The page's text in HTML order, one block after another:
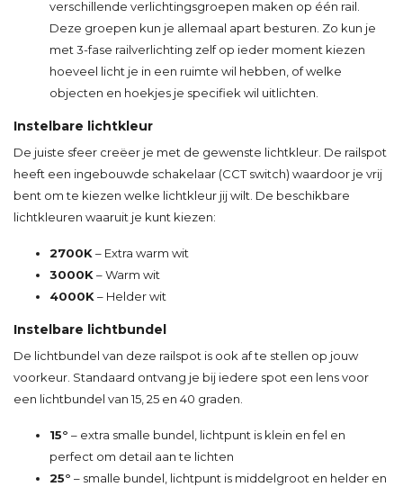
verschillende verlichtingsgroepen maken op één rail.
Deze groepen kun je allemaal apart besturen. Zo kun je
met 3-fase railverlichting zelf op ieder moment kiezen
hoeveel licht je in een ruimte wil hebben, of welke
objecten en hoekjes je specifiek wil uitlichten.
Instelbare lichtkleur
De juiste sfeer creëer je met de gewenste lichtkleur. De railspot
heeft een ingebouwde schakelaar (CCT switch) waardoor je vrij
bent om te kiezen welke lichtkleur jij wilt. De beschikbare
lichtkleuren waaruit je kunt kiezen:
2700K – Extra warm wit
3000K – Warm wit
4000K – Helder wit
Instelbare lichtbundel
De lichtbundel van deze railspot is ook af te stellen op jouw
voorkeur. Standaard ontvang je bij iedere spot een lens voor
een lichtbundel van 15, 25 en 40 graden.
15° – extra smalle bundel, lichtpunt is klein en fel en
perfect om detail aan te lichten
25° – smalle bundel, lichtpunt is middelgroot en helder en